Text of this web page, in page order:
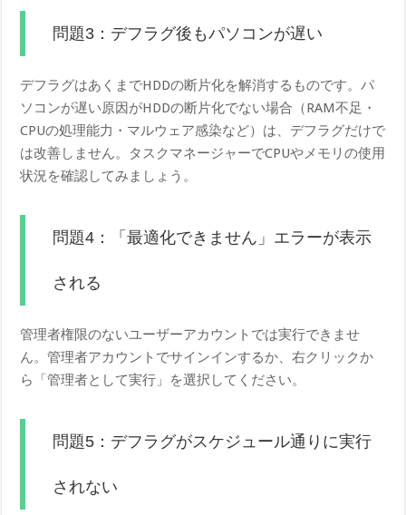
問題3：デフラグ後もパソコンが遅い
デフラグはあくまでHDDの断片化を解消するものです。パ
ソコンが遅い原因がHDDの断片化でない場合（RAM不足・
CPUの処理能力・マルウェア感染など）は、デフラグだけで
は改善しません。タスクマネージャーでCPUやメモリの使用
状況を確認してみましょう。
問題4：「最適化できません」エラーが表示
される
管理者権限のないユーザーアカウントでは実行できませ
ん。管理者アカウントでサインインするか、右クリックか
ら「管理者として実行」を選択してください。
問題5：デフラグがスケジュール通りに実行
されない